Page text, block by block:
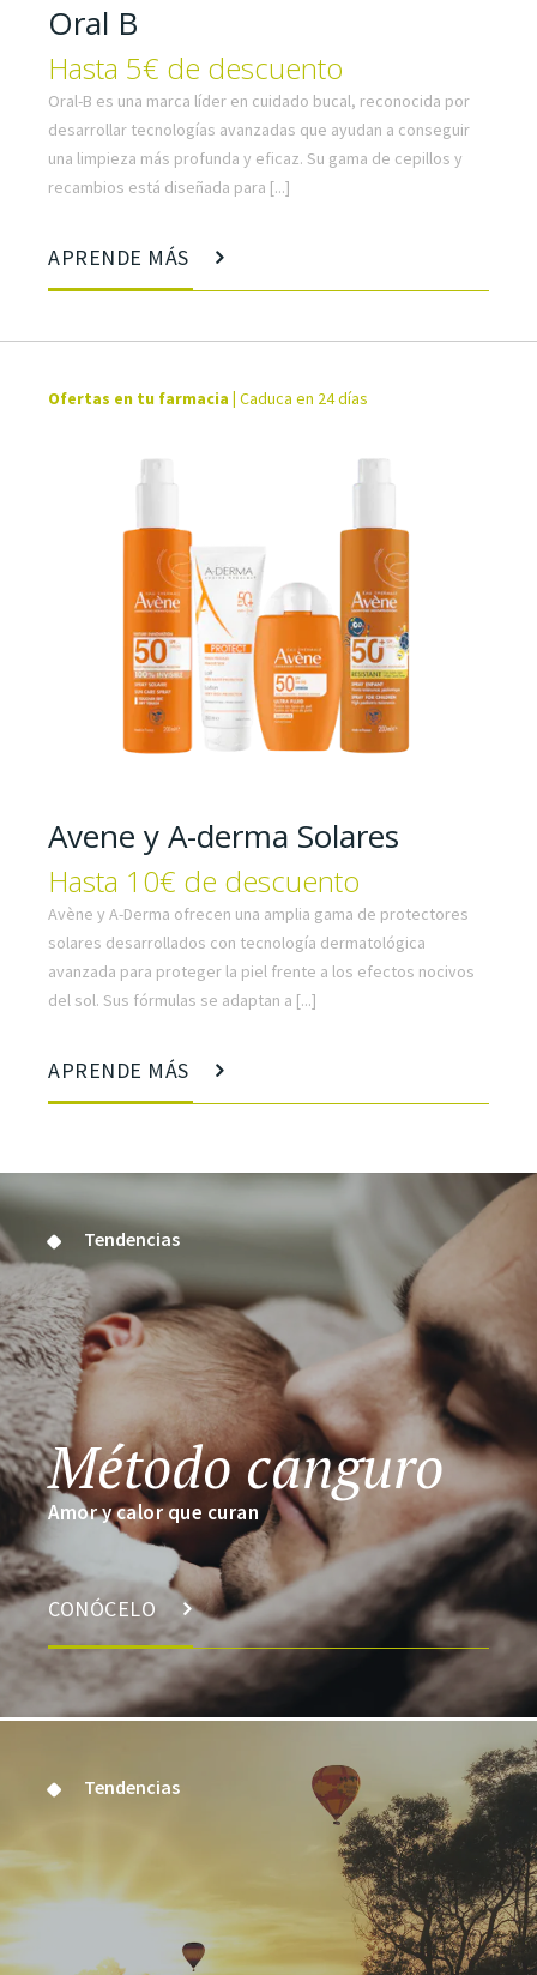
Oral B
Hasta 5€ de descuento
Oral-B es una marca líder en cuidado bucal, reconocida por
desarrollar tecnologías avanzadas que ayudan a conseguir
una limpieza más profunda y eficaz. Su gama de cepillos y
recambios está diseñada para [...]
APRENDE MÁS
Ofertas en tu farmacia Caduca en 24 días
Avene y A-derma Solares
Hasta 10€ de descuento
Avène y A-Derma ofrecen una amplia gama de protectores
solares desarrollados con tecnología dermatológica
avanzada para proteger la piel frente a los efectos nocivos
del sol. Sus fórmulas se adaptan a [...]
APRENDE MÁS
Tendencias
Método canguro
Amor y calor que curan
CONÓCELO
Tendencias